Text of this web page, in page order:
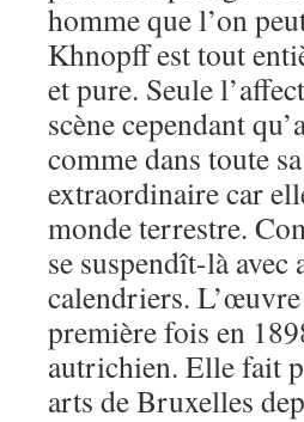
homme que l’on
Khnopff est tout
et pure. Seule
scène cependant
comme dans toute
extraordinaire car
monde terrestre.
se suspendît-là
calendriers.
première fois en
autrichien. Elle fait
arts de Bruxelles